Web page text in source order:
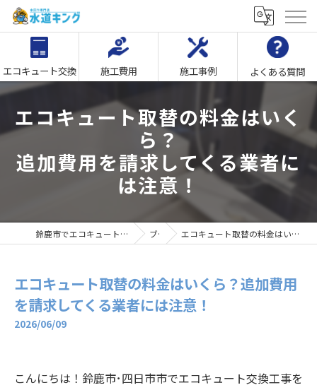
エコキュート交換 施工費用 施工事例 よくある質問
エコキュート取替の料金はいく
ら？
追加費用を請求してくる業者に
は注意！
鈴鹿市でエコキュート交換なら｢水回り専門店水道キング｣ ブログ エコキュート取替の料金はいくら？追加費用を請求してくる業者には注意！
エコキュート取替の料金はいくら？追加費用
を請求してくる業者には注意！
2026/06/09
こんにちは！鈴鹿市･四日市市でエコキュート交換工事を